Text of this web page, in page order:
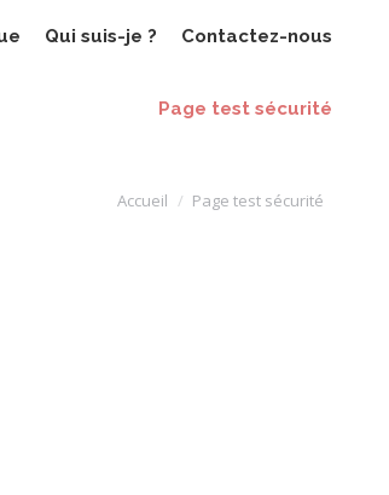
Qui suis-je ? Contactez-nous
Page test sécurité
Vous êtes ici :
Accueil Page test sécurité